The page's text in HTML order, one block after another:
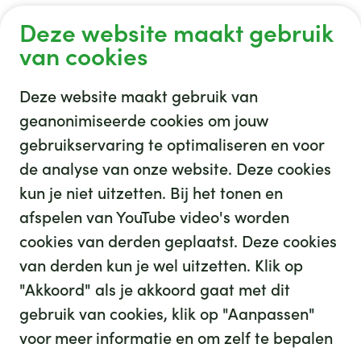
Verhalen uit het GHZ
Deze website maakt gebruik
van cookies
Deze website maakt gebruik van
geanonimiseerde cookies om jouw
gebruikservaring te optimaliseren en voor
de analyse van onze website. Deze cookies
kun je niet uitzetten. Bij het tonen en
afspelen van YouTube video's worden
cookies van derden geplaatst. Deze cookies
van derden kun je wel uitzetten. Klik op
"Akkoord" als je akkoord gaat met dit
gebruik van cookies, klik op "Aanpassen"
voor meer informatie en om zelf te bepalen
GHZ
We hebben 35 leuke banen voor je